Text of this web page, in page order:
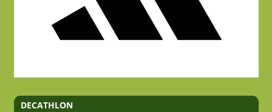
DECATHLON